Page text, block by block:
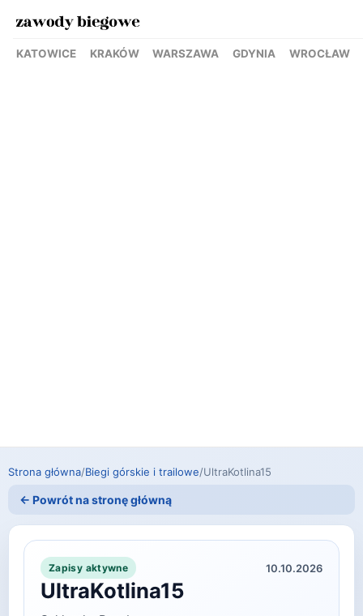
KATOWICE KRAKÓW WARSZAWA GDYNIA WROCŁAW
Strona główna/Biegi górskie i trailowe/UltraKotlina15
← Powrót na stronę główną
Zapisy aktywne 10.10.2026
UltraKotlina15